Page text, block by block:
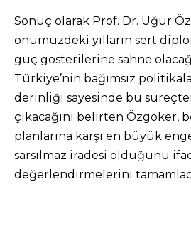
Sonuç olarak Prof. Dr. Uğur
önümüzdeki yılların sert
güç gösterilerine sahne
Türkiye’nin bağımsız
derinliği sayesinde bu
çıkacağını belirten Özgöker,
planlarına karşı en büyük
sarsılmaz iradesi olduğunu
değerlendirmelerini